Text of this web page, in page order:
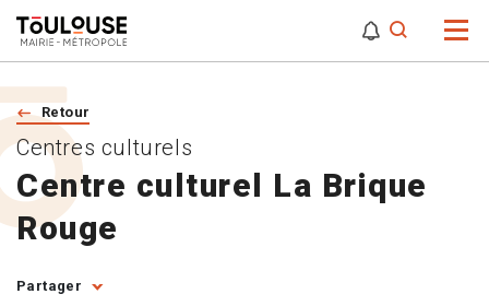
Retour
Centre culturel La Brique
Rouge
Centres culturels
Partager